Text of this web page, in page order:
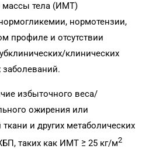
массы тела (ИМТ)
нормотензии,
профиле и отсутствии
клинических
заболеваний.
избыточного веса/
ожирения или
и других метаболических
таких как ИМТ ≥ 25 кг/м2